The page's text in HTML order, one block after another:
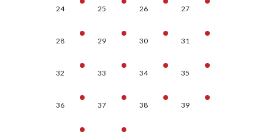
24 25 26 27
28 29 30 31
32 33 34 35
36 37 38 39